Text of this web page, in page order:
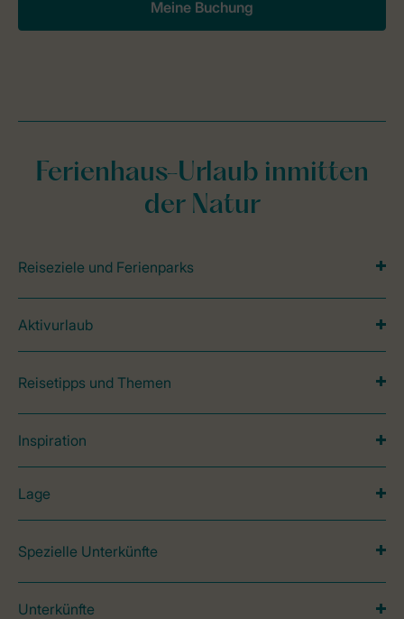
Meine Buchung
Ferienhaus-Urlaub inmitten
der Natur
Reiseziele und Ferienparks
Aktivurlaub
Reisetipps und Themen
Inspiration
Lage
Spezielle Unterkünfte
Unterkünfte